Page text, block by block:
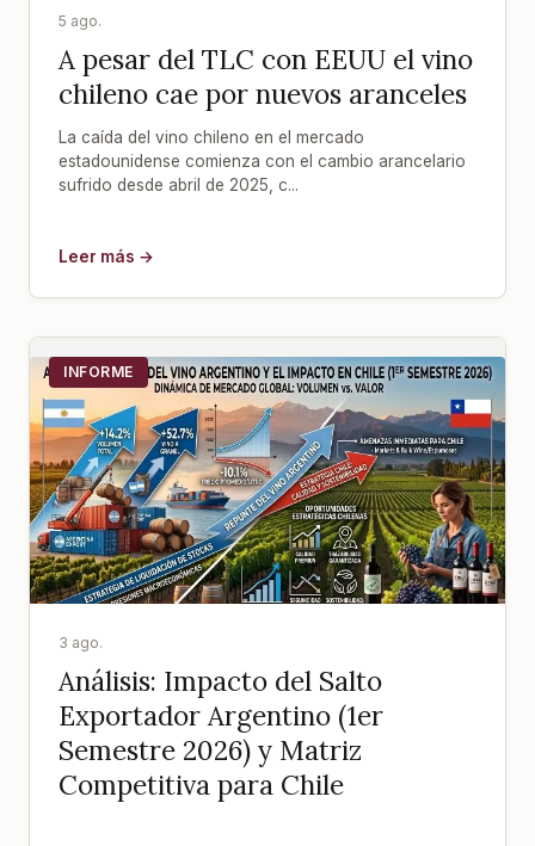
5 ago.
A pesar del TLC con EEUU el vino
chileno cae por nuevos aranceles
La caída del vino chileno en el mercado
estadounidense comienza con el cambio arancelario
sufrido desde abril de 2025, c...
Leer más →
INFORME
3 ago.
Análisis: Impacto del Salto
Exportador Argentino (1er
Semestre 2026) y Matriz
Competitiva para Chile